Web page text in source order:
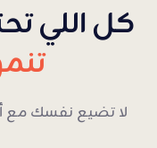
كل اللي
لا تضيع نفسك مع